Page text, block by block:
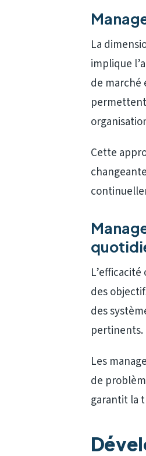
La
implique
de marché
Cette
des
des
pertinents.
Les
de
garantit la